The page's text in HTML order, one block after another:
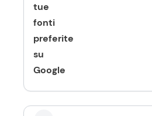
tue
fonti
preferite
su
Google